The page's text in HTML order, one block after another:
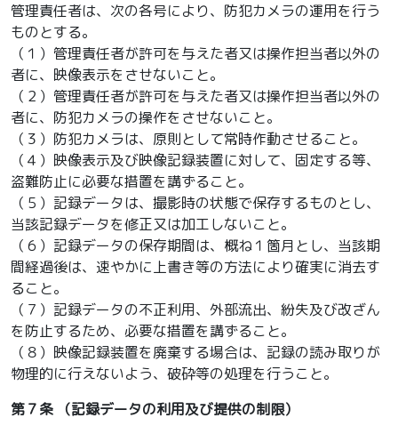
管理責任者は、次の各号により、防犯カメラの運用を行う
ものとする。
（１）管理責任者が許可を与えた者又は操作担当者以外の
者に、映像表示をさせないこと。
（２）管理責任者が許可を与えた者又は操作担当者以外の
者に、防犯カメラの操作をさせないこと。
（３）防犯カメラは、原則として常時作動させること。
（４）映像表示及び映像記録装置に対して、固定する等、
盗難防止に必要な措置を講ずること。
（５）記録データは、撮影時の状態で保存するものとし、
当該記録データを修正又は加工しないこと。
（６）記録データの保存期間は、概ね１箇月とし、当該期
間経過後は、速やかに上書き等の方法により確実に消去す
ること。
（７）記録データの不正利用、外部流出、紛失及び改ざん
を防止するため、必要な措置を講ずること。
（８）映像記録装置を廃棄する場合は、記録の読み取りが
物理的に行えないよう、破砕等の処理を行うこと。
第７条 （記録データの利用及び提供の制限）